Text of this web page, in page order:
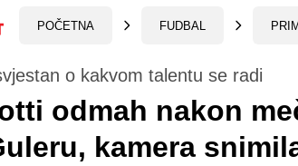
POČETNA FUDBAL
o kakvom talentu se radi
odmah nakon
kamera